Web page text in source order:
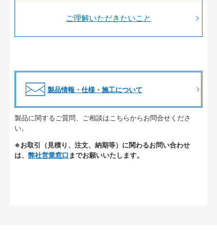
ご理解いただきたいこと
製品情報・仕様・施工について
製品に関するご質問、ご相談はこちらからお問合せくださ
い。
※お取引（見積り、注文、納期等）に関わるお問い合わせ
は、 弊社営業窓口 までお願いいたします。